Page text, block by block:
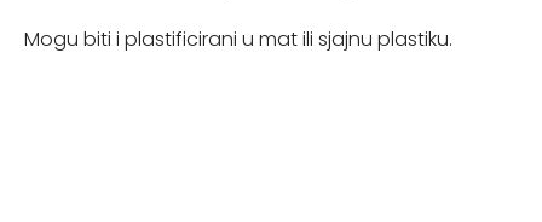
Mogu biti i plastificirani u mat ili sjajnu plastiku.